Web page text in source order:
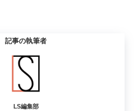
記事の執筆者
LS編集部